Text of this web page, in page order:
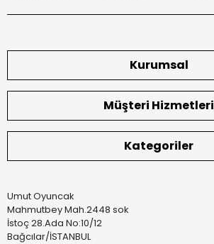
Kurumsal
Müşteri Hizmetleri
Kategoriler
Umut Oyuncak
Mahmutbey Mah.2448 sok
İstoç 28.Ada No:10/12
Bağcılar/İSTANBUL